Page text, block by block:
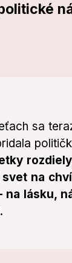
sa
svet na
na lásku,